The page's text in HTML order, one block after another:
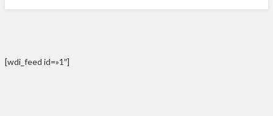
[wdi_feed id=»1″]